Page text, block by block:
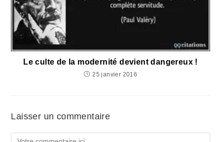
Le culte de la modernité devient dangereux !
25 janvier 2016
Laisser un commentaire
Comment